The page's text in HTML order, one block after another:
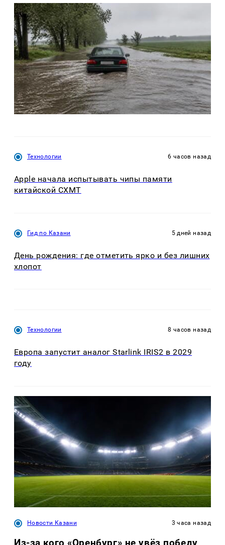
Технологии 6 часов назад
Apple начала испытывать чипы памяти
китайской CXMT
Гид по Казани 5 дней назад
День рождения: где отметить ярко и без лишних
хлопот
Технологии 8 часов назад
Европа запустит аналог Starlink IRIS2 в 2029
году
Новости Казани 3 часа назад
Из-за кого «Оренбург» не увёз победу